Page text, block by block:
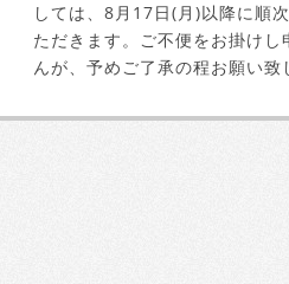
しては、8月17日(月)以降に順
ただきます。ご不便をお掛けし
んが、予めご了承の程お願い致